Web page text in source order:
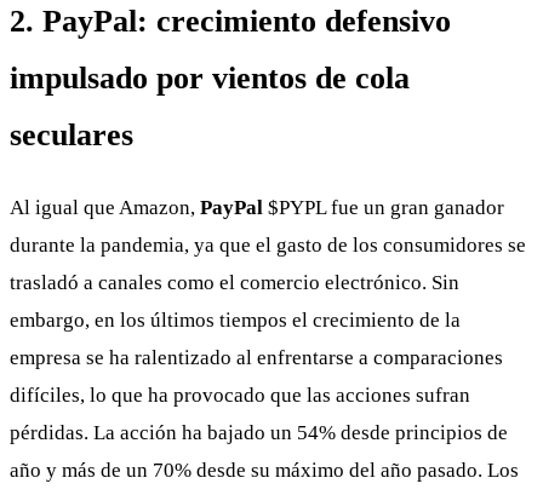
2. PayPal: crecimiento defensivo
impulsado por vientos de cola
seculares
Al igual que Amazon, PayPal $PYPLfue un gran ganador
durante la pandemia, ya que el gasto de los consumidores se
trasladó a canales como el comercio electrónico. Sin
embargo, en los últimos tiempos el crecimiento de la
empresa se ha ralentizado al enfrentarse a comparaciones
difíciles, lo que ha provocado que las acciones sufran
pérdidas. La acción ha bajado un 54% desde principios de
año y más de un 70% desde su máximo del año pasado. Los